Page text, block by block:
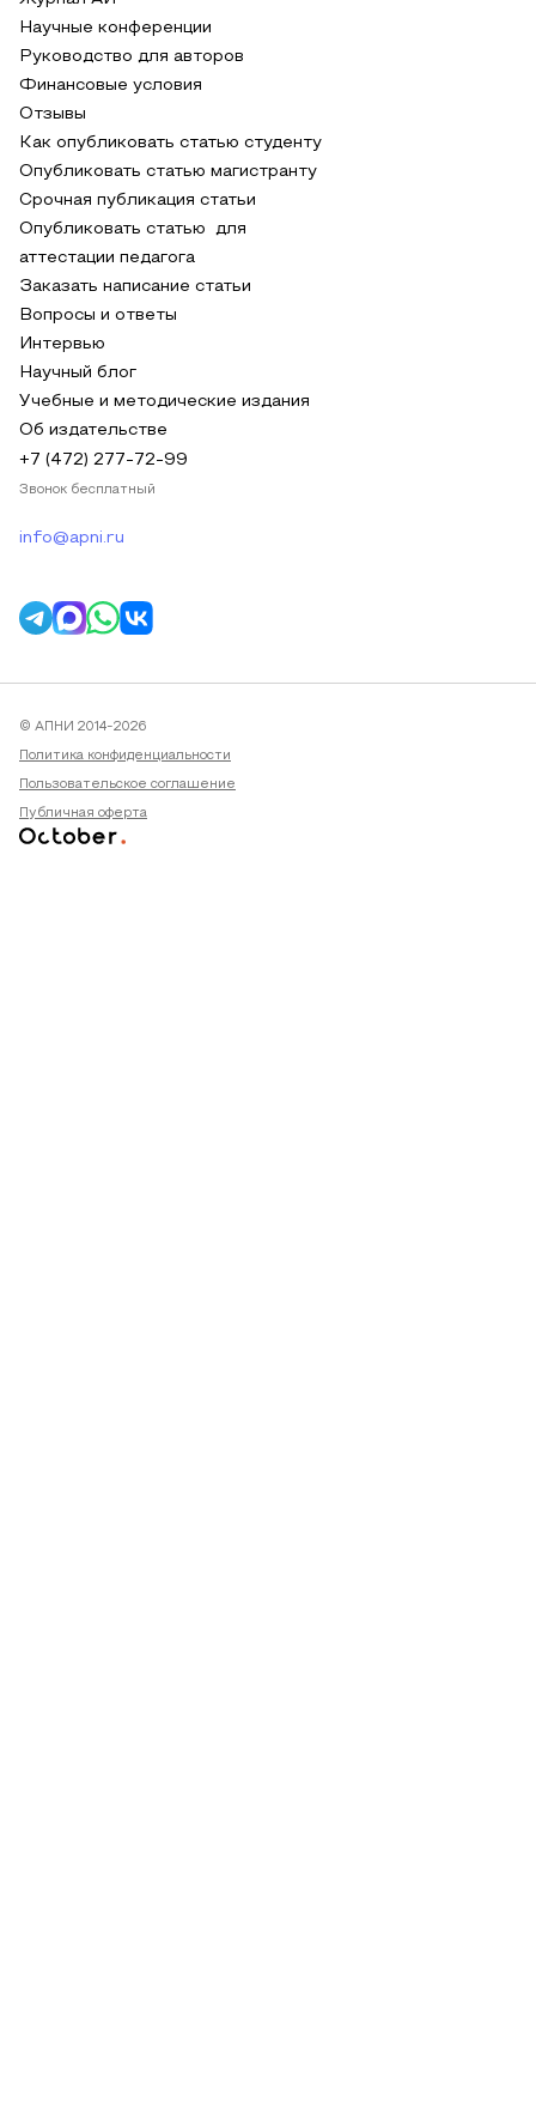
Научные конференции
Руководство для авторов
Финансовые условия
Отзывы
Как опубликовать статью студенту
Опубликовать статью магистранту
Срочная публикация статьи
Опубликовать статью для
аттестации педагога
Заказать написание статьи
Вопросы и ответы
Интервью
Научный блог
Учебные и методические издания
Об издательстве
+7 (472) 277-72-99
Звонок бесплатный
info@apni.ru
© АПНИ 2014-2026
Политика конфиденциальности
Пользовательское соглашение
Публичная оферта